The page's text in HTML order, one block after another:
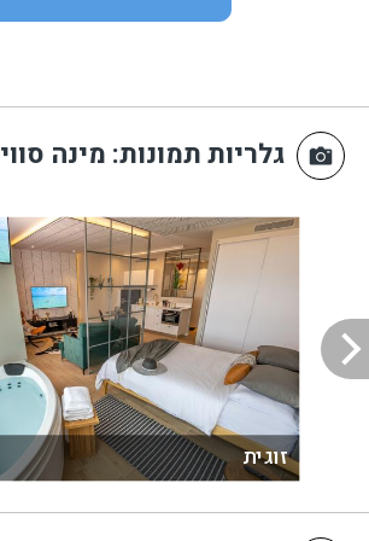
גלריות תמונות: מינה
זוגית